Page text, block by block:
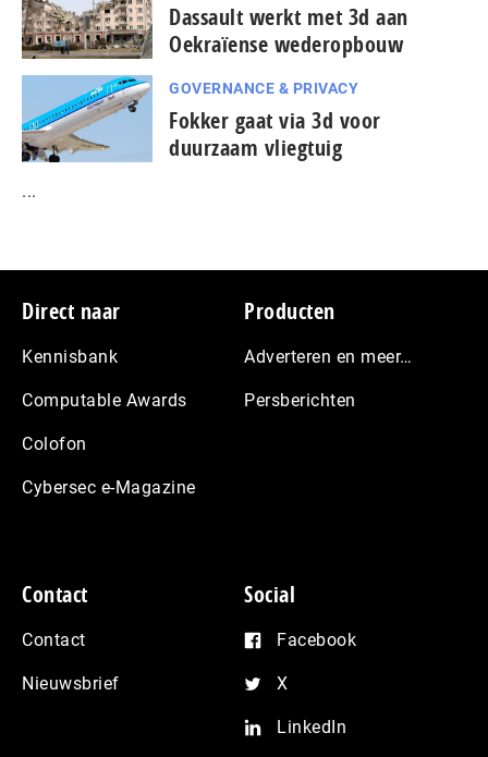
Dassault werkt met 3d aan
Oekraïense wederopbouw
GOVERNANCE & PRIVACY
Fokker gaat via 3d voor
duurzaam vliegtuig
...
Footer
Direct naar
Kennisbank
Computable Awards
Colofon
Cybersec e-Magazine
Producten
Adverteren en meer…
Persberichten
Contact
Contact
Nieuwsbrief
Social
Facebook
X
LinkedIn